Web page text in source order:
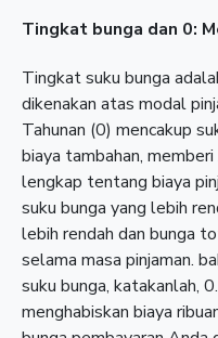
Tingkat bunga dan 0:
Tingkat suku bunga
dikenakan atas modal
Tahunan (0) mencakup
biaya tambahan,
lengkap tentang biaya
suku bunga yang lebih
lebih rendah dan bunga
selama masa pinjaman.
suku bunga, katakanlah,
menghabiskan biaya